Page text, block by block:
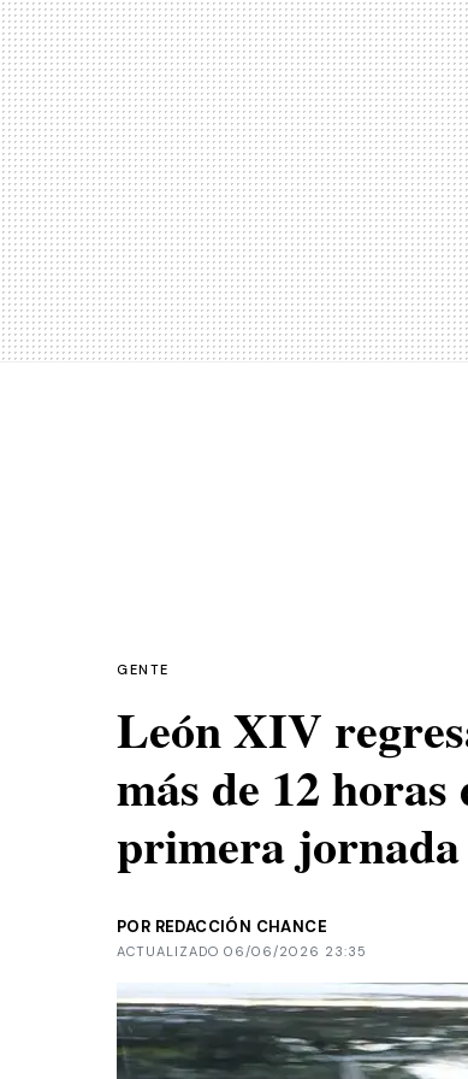
GENTE
León XIV
más de 12
primera jornada
POR REDACCIÓN CHANCE
ACTUALIZADO 06/06/2026 23:35